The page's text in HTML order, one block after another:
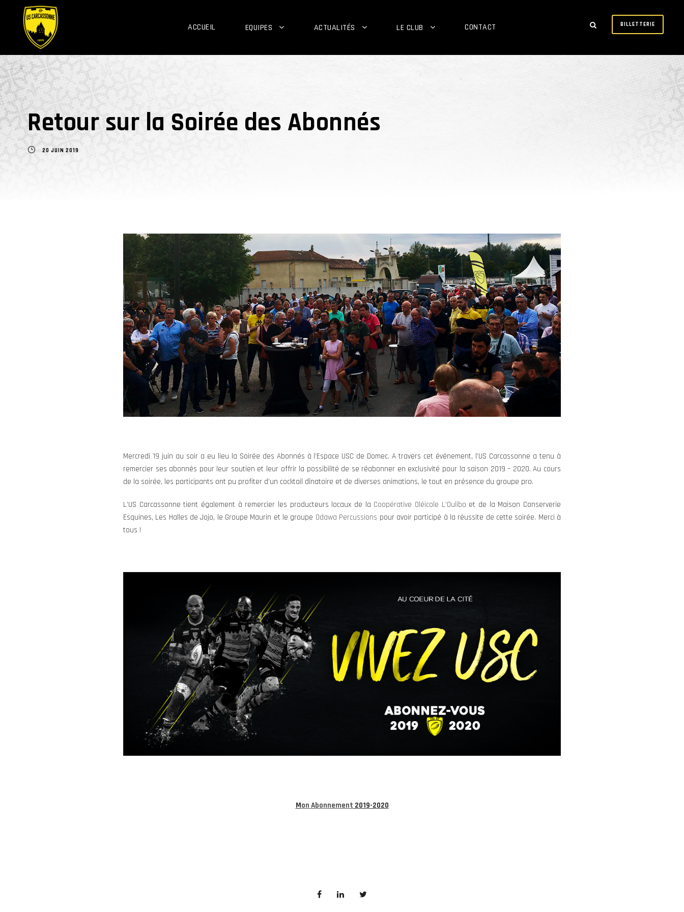
ACCUEIL EQUIPES ACTUALITÉS LE CLUB CONTACT BILLETTERIE
Retour sur la Soirée des Abonnés
20 JUIN 2019
Mercredi 19 juin au soir a eu lieu la Soirée des Abonnés à l’Espace USC de Domec. A travers cet événement, l’US Carcassonne a tenu à
remercier ses abonnés pour leur soutien et leur offrir la possibilité de se réabonner en exclusivité pour la saison 2019 – 2020. Au cours
de la soirée, les participants ont pu profiter d’un cocktail dînatoire et de diverses animations, le tout en présence du groupe pro.
L’US Carcassonne tient également à remercier les producteurs locaux de la Coopérative Oléicole L’Oulibo et de la Maison Conserverie
Esquines, Les Halles de Jojo, le Groupe Maurin et le groupe Odawa Percussions pour avoir participé à la réussite de cette soirée. Merci à
tous !
Mon Abonnement 2019-2020